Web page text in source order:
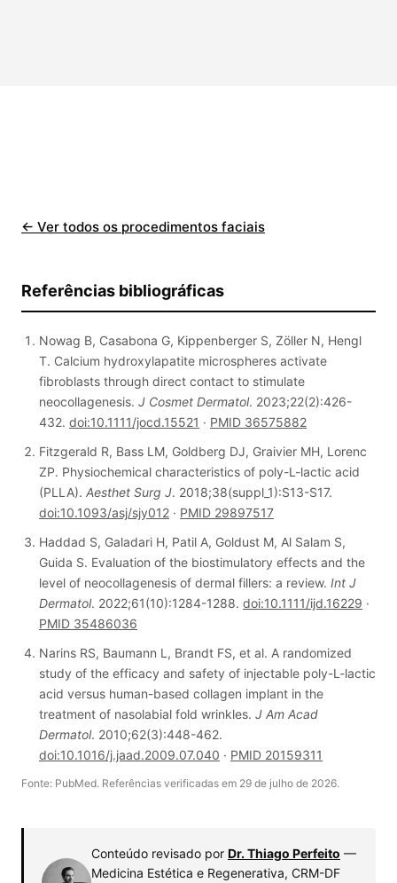
← Ver todos os procedimentos faciais
Referências bibliográficas
Nowag B, Casabona G, Kippenberger S, Zöller N, Hengl
T. Calcium hydroxylapatite microspheres activate
fibroblasts through direct contact to stimulate
neocollagenesis. J Cosmet Dermatol. 2023;22(2):426-
432. doi:10.1111/jocd.15521 · PMID 36575882
Fitzgerald R, Bass LM, Goldberg DJ, Graivier MH, Lorenc
ZP. Physiochemical characteristics of poly-L-lactic acid
(PLLA). Aesthet Surg J. 2018;38(suppl_1):S13-S17.
doi:10.1093/asj/sjy012 · PMID 29897517
Haddad S, Galadari H, Patil A, Goldust M, Al Salam S,
Guida S. Evaluation of the biostimulatory effects and the
level of neocollagenesis of dermal fillers: a review. Int J
Dermatol. 2022;61(10):1284-1288. doi:10.1111/ijd.16229 ·
PMID 35486036
Narins RS, Baumann L, Brandt FS, et al. A randomized
study of the efficacy and safety of injectable poly-L-lactic
acid versus human-based collagen implant in the
treatment of nasolabial fold wrinkles. J Am Acad
Dermatol. 2010;62(3):448-462.
doi:10.1016/j.jaad.2009.07.040 · PMID 20159311
Fonte: PubMed. Referências verificadas em 29 de julho de 2026.
Conteúdo revisado por Dr. Thiago Perfeito —
Medicina Estética e Regenerativa, CRM-DF